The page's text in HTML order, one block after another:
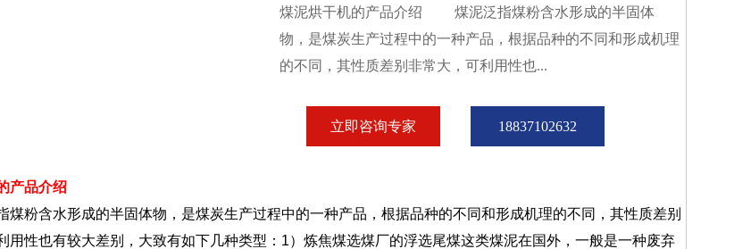
煤泥烘干机的产品介绍 煤泥泛指煤粉含水形成的半固体
物，是煤炭生产过程中的一种产品，根据品种的不同和形成机理
的不同，其性质差别非常大，可利用性也...
立即咨询专家 18837102632
产品介绍
粉含水形成的半固体物，是煤炭生产过程中的一种产品，根据品种的不同和形成机理的不同，其性质差别
用性也有较大差别，大致有如下几种类型：1）炼焦煤选煤厂的浮选尾煤这类煤泥在国外，一般是一种废弃